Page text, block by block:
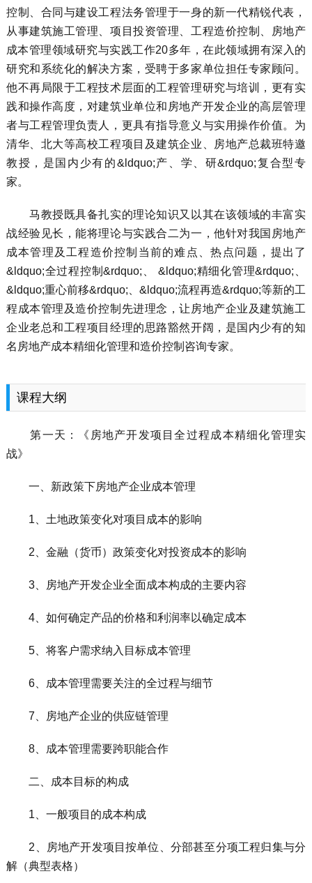
控制、合同与建设工程法务管理于一身的新一代精锐代表，
从事建筑施工管理、项目投资管理、工程造价控制、房地产
成本管理领域研究与实践工作20多年，在此领域拥有深入的
研究和系统化的解决方案，受聘于多家单位担任专家顾问。
他不再局限于工程技术层面的工程管理研究与培训，更有实
践和操作高度，对建筑业单位和房地产开发企业的高层管理
者与工程管理负责人，更具有指导意义与实用操作价值。为
清华、北大等高校工程项目及建筑企业、房地产总裁班特邀
教授，是国内少有的&ldquo;产、学、研&rdquo;复合型专
家。
马教授既具备扎实的理论知识又以其在该领域的丰富实
战经验见长，能将理论与实践合二为一，他针对我国房地产
成本管理及工程造价控制当前的难点、热点问题，提出了
&ldquo;全过程控制&rdquo;、 &ldquo;精细化管理&rdquo;、
&ldquo;重心前移&rdquo;、&ldquo;流程再造&rdquo;等新的工
程成本管理及造价控制先进理念，让房地产企业及建筑施工
企业老总和工程项目经理的思路豁然开阔，是国内少有的知
名房地产成本精细化管理和造价控制咨询专家。
课程大纲
第一天：《房地产开发项目全过程成本精细化管理实
战》
一、新政策下房地产企业成本管理
1、土地政策变化对项目成本的影响
2、金融（货币）政策变化对投资成本的影响
3、房地产开发企业全面成本构成的主要内容
4、如何确定产品的价格和利润率以确定成本
5、将客户需求纳入目标成本管理
6、成本管理需要关注的全过程与细节
7、房地产企业的供应链管理
8、成本管理需要跨职能合作
二、成本目标的构成
1、一般项目的成本构成
2、房地产开发项目按单位、分部甚至分项工程归集与分
解（典型表格）